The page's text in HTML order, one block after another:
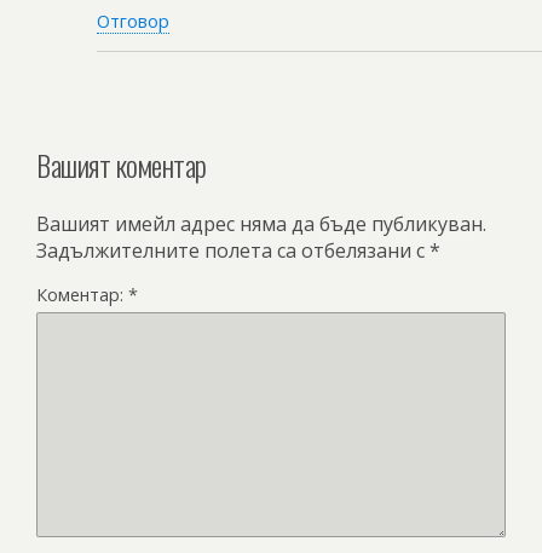
Отговор
Вашият коментар
Вашият имейл адрес няма да бъде публикуван.
Задължителните полета са отбелязани с*
Коментар: *